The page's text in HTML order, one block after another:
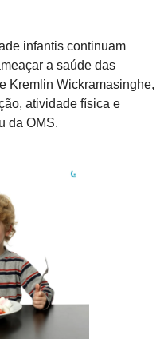
infantis continuam
a saúde das
Kremlin Wickramasinghe,
atividade física e
da OMS.